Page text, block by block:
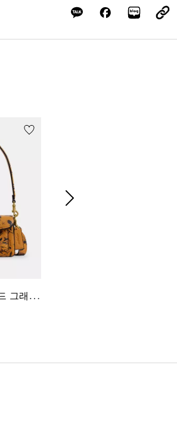
태
비 숄더 백 20 위드 그래피티 프린트